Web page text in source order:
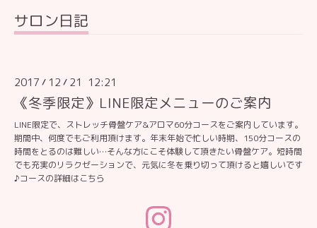
サロン日記
2017 / 12 / 21 12:21
《冬季限定》LINE限定メニューのご案内
LINE限定で、ストレッチ骨盤ケア&アロマ60分コースをご案内しています。
期間中、何度でもご利用頂けます。年末年始で忙しい時期、150分コースの
時間をとるのは難しい…そんな方にこそ体験して頂きたい骨盤ケア。短時間
でも充実のリラクゼーションで、元気に冬を乗り切って頂けると嬉しいです
♪コースの詳細はこちら